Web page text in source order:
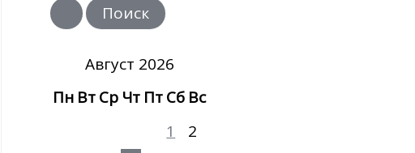
и
с
Август 2026
Пн ВтСр Чт ПтСб Вс
1
2